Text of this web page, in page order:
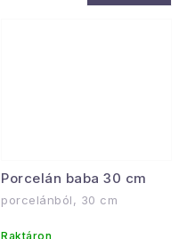
Porcelán baba 30 cm
porcelánból, 30 cm
Raktáron